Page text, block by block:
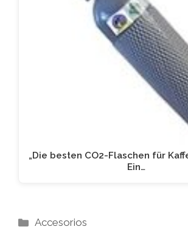
„Die besten CO2-Flaschen für
Ein…
Kategorien
Accesorios